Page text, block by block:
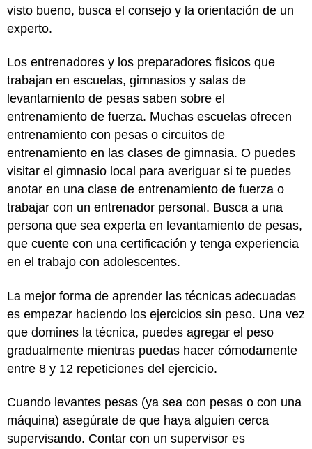
visto bueno, busca el consejo y la orientación de un
experto.
Los entrenadores y los preparadores físicos que
trabajan en escuelas, gimnasios y salas de
levantamiento de pesas saben sobre el
entrenamiento de fuerza. Muchas escuelas ofrecen
entrenamiento con pesas o circuitos de
entrenamiento en las clases de gimnasia. O puedes
visitar el gimnasio local para averiguar si te puedes
anotar en una clase de entrenamiento de fuerza o
trabajar con un entrenador personal. Busca a una
persona que sea experta en levantamiento de pesas,
que cuente con una certificación y tenga experiencia
en el trabajo con adolescentes.
La mejor forma de aprender las técnicas adecuadas
es empezar haciendo los ejercicios sin peso. Una vez
que domines la técnica, puedes agregar el peso
gradualmente mientras puedas hacer cómodamente
entre 8 y 12 repeticiones del ejercicio.
Cuando levantes pesas (ya sea con pesas o con una
máquina) asegúrate de que haya alguien cerca
supervisando. Contar con un supervisor es